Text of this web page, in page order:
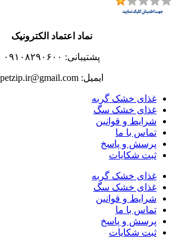
نماد اعتماد الکترونیک
پشتیبانی: ۰۹۱۰۸۲۹۰۶۰۰
ایمیل: petzip.ir@gmail.com
غذای خشک گربه
غذای خشک سگ
شرایط و قوانین
تماس با ما
پرسش و پاسخ
ثبت شکایات
غذای خشک گربه
غذای خشک سگ
شرایط و قوانین
تماس با ما
پرسش و پاسخ
ثبت شکایات